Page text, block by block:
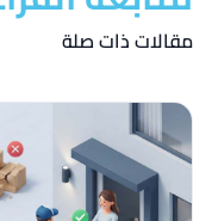
مقالات ذات صلة